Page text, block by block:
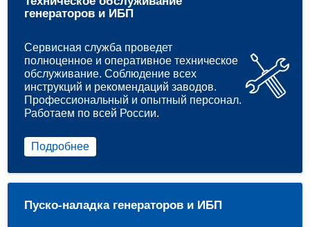
генераторов и ИБП
Сервисная служба проведет
полноценное и оперативное техническое
обслуживание. Соблюдение всех
инструкций и рекомендаций заводов.
Профессиональный и опытный персонал.
Работаем по всей России.
Подробнее
Пуско-наладка генераторов и ИБП